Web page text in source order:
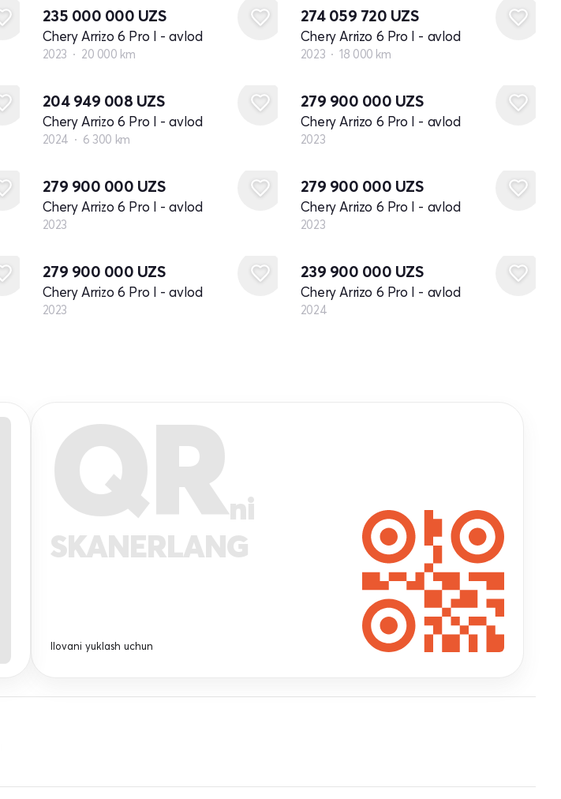
235 000 000 UZS
Chery Arrizo 6 Pro I - avlod
2023 20 000 km
274 059 720 UZS
Chery Arrizo 6 Pro I - avlod
2023 18 000 km
204 949 008 UZS
Chery Arrizo 6 Pro I - avlod
2024 6 300 km
279 900 000 UZS
Chery Arrizo 6 Pro I - avlod
2023
279 900 000 UZS
Chery Arrizo 6 Pro I - avlod
2023
279 900 000 UZS
Chery Arrizo 6 Pro I - avlod
2023
279 900 000 UZS
Chery Arrizo 6 Pro I - avlod
2023
239 900 000 UZS
Chery Arrizo 6 Pro I - avlod
2024
QRni
SKANERLANG
Ilovani yuklash uchun